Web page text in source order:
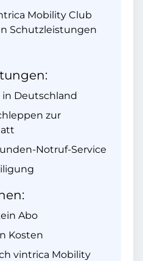
Mobility Club
Schutzleistungen
Deutschland
zur
Notruf-Service
Abo
Kosten
vintrica Mobility